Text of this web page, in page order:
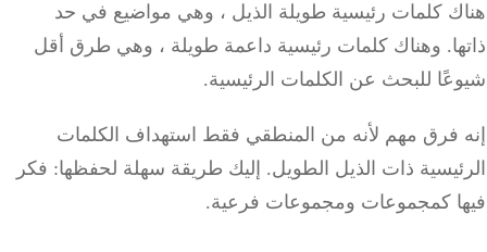
كلمات رئيسية طويلة الذيل ، وهي مواضيع في حد
وهناك كلمات رئيسية داعمة طويلة ، وهي طرق أقل
للبحث عن الكلمات الرئيسية.
فرق مهم لأنه من المنطقي فقط استهداف الكلمات
ذات الذيل الطويل. إليك طريقة سهلة لحفظها: فكر
كمجموعات ومجموعات فرعية.